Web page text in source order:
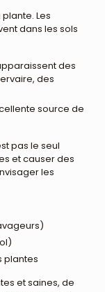
Les
dans les sols
des
des
source de
pas le seul
et causer des
les
plantes
et saines, de